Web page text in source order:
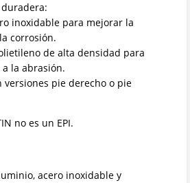
inoxidable para mejorar la
corrosión.
de alta densidad para
la abrasión.
versiones pie derecho o pie
no es un EPI.
acero inoxidable y